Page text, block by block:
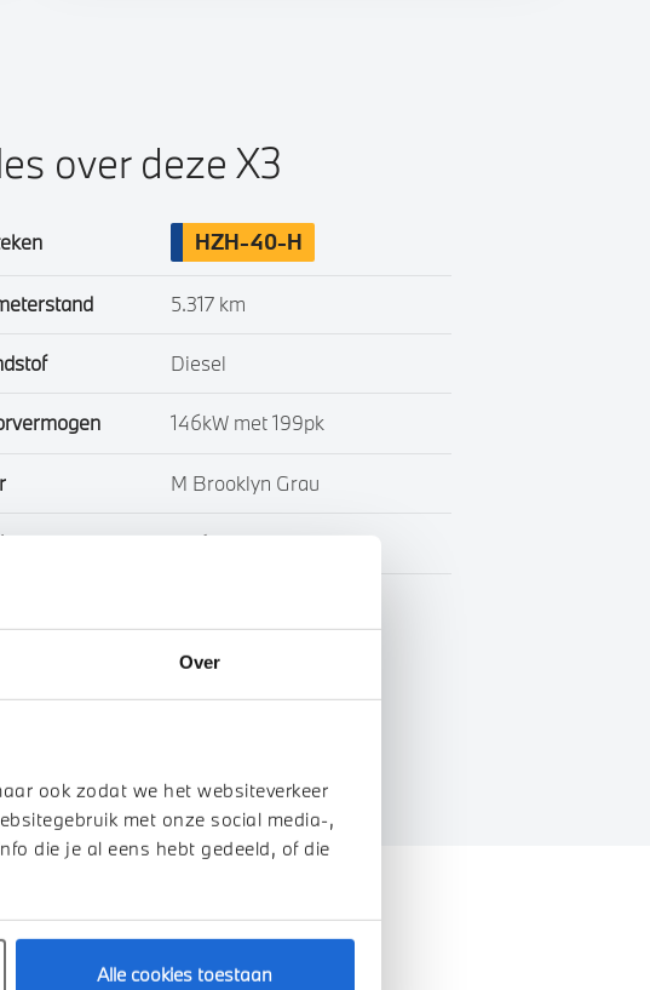
Over
ook zodat we het websiteverkeer
met onze social media-,
die je al eens hebt gedeeld, of die
Alle cookies toestaan
over deze X3
HZH-40-H
5.317 km
Diesel
146kW met 199pk
M Brooklyn Grau
Half leder / alcantara
alle eigenschappen